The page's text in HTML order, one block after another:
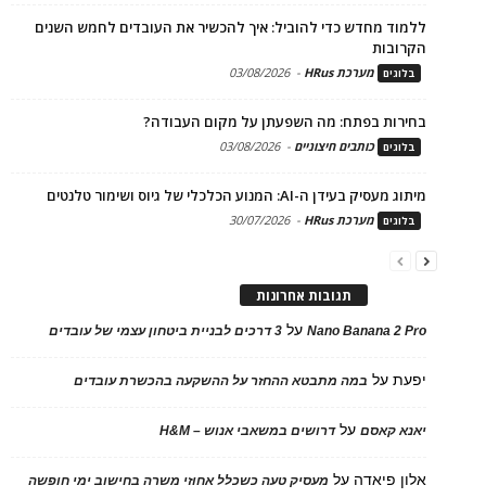
ללמוד מחדש כדי להוביל: איך להכשיר את העובדים לחמש השנים
הקרובות
בלוגים מערכת HRus -
03/08/2026
בחירות בפתח: מה השפעתן על מקום העבודה?
בלוגים כותבים חיצוניים -
03/08/2026
מיתוג מעסיק בעידן ה-AI: המנוע הכלכלי של גיוס ושימור טלנטים
בלוגים מערכת HRus -
30/07/2026
תגובות אחרונות
Nano Banana 2 Proעל 3 דרכים לבניית ביטחון עצמי של עובדים
יפעתעל במה מתבטא ההחזר על ההשקעה בהכשרת עובדים
יאנא קאסםעלדרושים במשאבי אנוש – H&M
אלון פיאדה על מעסיק טעה כשכלל אחוזי משרה בחישוב ימי חופשה